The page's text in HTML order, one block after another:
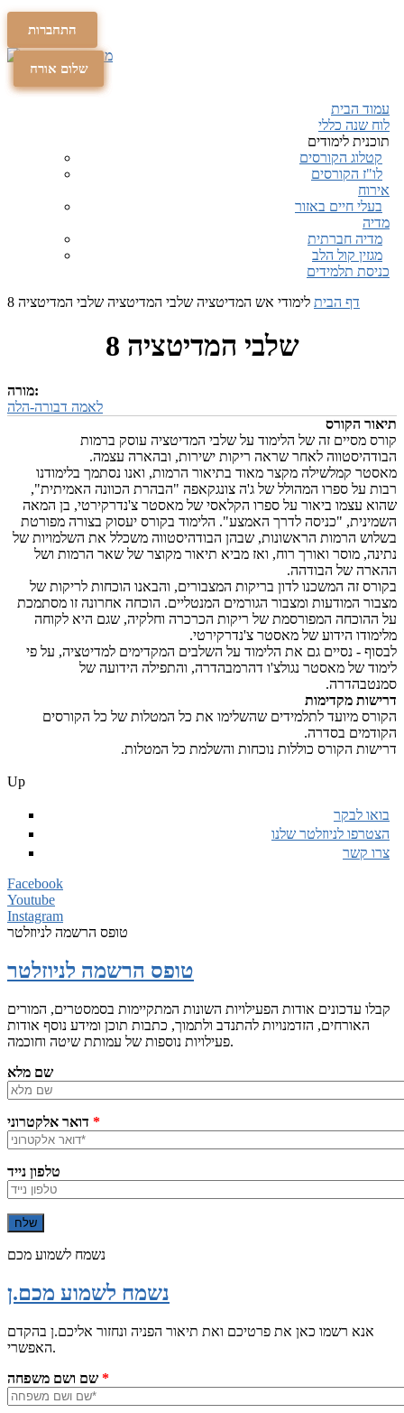
תרומה
התחברות
עמוד הבית
לוח שנה כללי
תוכנית לימודים
קטלוג הקורסים
לו"ז הקורסים
אירוח
בעלי חיים באזור
מדיה
מדיה חברתית
מגזין קול הלב
כניסת תלמידים
דף הבית לימודי אש המדיטציה שלבי המדיטציה שלבי המדיטציה 8
שלבי המדיטציה 8
מורה:
לאמה דבורה-הלה
תיאור הקורס
קורס מסיים זה של הלימוד על שלבי המדיטציה עוסק ברמות
הבודהיסטווה לאחר שראה ריקות ישירות, ובהארה עצמה.
מאסטר קמלשילה מקצר מאוד בתיאור הרמות, ואנו נסתמך בלימודנו
רבות על ספרו המהולל של ג'ה צונגקאפה "הבהרת הכוונה האמיתית",
שהוא עצמו ביאור על ספרו הקלאסי של מאסטר צ'נדרקירטי, בן המאה
השמינית, "כניסה לדרך האמצע". הלימוד בקורס יעסוק בצורה מפורטת
בשלוש הרמות הראשונות, שבהן הבודהיסטווה משכלל את השלמויות של
נתינה, מוסר ואורך רוח, ואז מביא תיאור מקוצר של שאר הרמות ושל
ההארה של הבודהה.
בקורס זה המשכנו לדון בריקות המצבורים, והבאנו הוכחות לריקות של
מצבור המודעות ומצבור הגורמים המנטליים. הוכחה אחרונה זו מסתמכת
על ההוכחה המפורסמת של ריקות הכרכרה וחלקיה, שגם היא לקוחה
מלימודו הידוע של מאסטר צ'נדרקירטי.
לבסוף - נסיים גם את הלימוד על השלבים המקדימים למדיטציה, על פי
לימוד של מאסטר נגולצ'ו דהרמבהדרה, והתפילה הידועה של
סמנטבהדרה.
דרישות מקדימות
הקורס מיועד לתלמידים שהשלימו את כל המטלות של כל הקורסים
הקודמים בסדרה.
דרישות הקורס כוללות נוכחות והשלמת כל המטלות.
Up
בואו לבקר
הצטרפו לניוזלטר שלנו
צרו קשר
תרומה
Facebook
Youtube
Instagram
שלום אורח
טופס הרשמה לניוזלטר
טופס הרשמה לניוזלטר
קבלו עדכונים אודות הפעילויות השונות המתקיימות בסמסטרים, המורים
האורחים, הזדמנויות להתנדב ולתמוך, כתבות תוכן ומידע נוסף אודות
פעילויות נוספות של עמותת שיטה וחוכמה.
שם מלא
*
טלפון נייד
נשמח לשמוע מכם
נשמח לשמוע מכם.ן
אנא רשמו כאן את פרטיכם ואת תיאור הפניה ונחזור אליכם.ן בהקדם
האפשרי.
*